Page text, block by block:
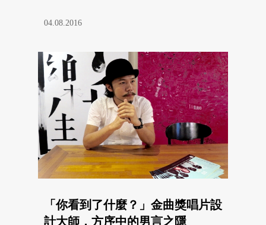
04.08.2016
「你看到了什麼？」金曲獎唱片設
計大師，方序中的男言之隱